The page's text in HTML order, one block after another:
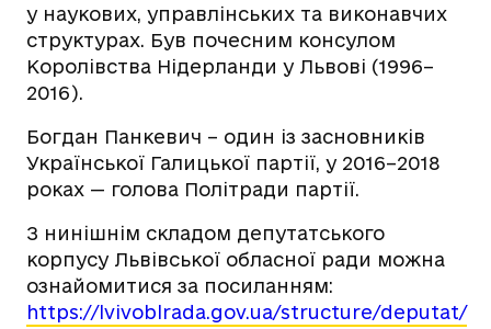
у наукових, управлінських та виконавчих
структурах. Був почесним консулом
Королівства Нідерланди у Львові (1996–
2016).
Богдан Панкевич – один із засновників
Української Галицької партії, у 2016–2018
роках — голова Політради партії.
З нинішнім складом депутатського
корпусу Львівської обласної ради можна
ознайомитися за посиланням:
https://lvivoblrada.gov.ua/structure/deputat/